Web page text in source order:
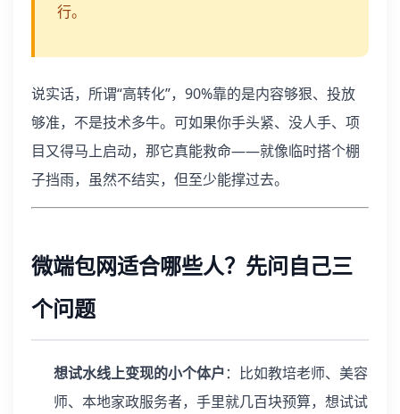
行。
说实话，所谓“高转化”，90%靠的是内容够狠、投放
够准，不是技术多牛。可如果你手头紧、没人手、项
目又得马上启动，那它真能救命——就像临时搭个棚
子挡雨，虽然不结实，但至少能撑过去。
微端包网适合哪些人？先问自己三
个问题
想试水线上变现的小个体户：比如教培老师、美容
师、本地家政服务者，手里就几百块预算，想试试